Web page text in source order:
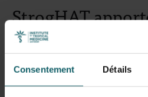
Consentement Détails
StrogHAT
l’acoziborole
Le projet StrogHAT joue un rôle
de cette nouvelle stratégie